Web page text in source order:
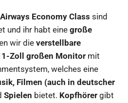
Economy Class sind
und ihr habt eine große
wir die verstellbare
Zoll großen Monitor mit
welches eine
Filmen (auch in deutscher
Spielen bietet. Kopfhörer gibt